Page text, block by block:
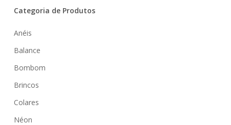
Categoria de Produtos
Anéis
Balance
Bombom
Brincos
Colares
Néon